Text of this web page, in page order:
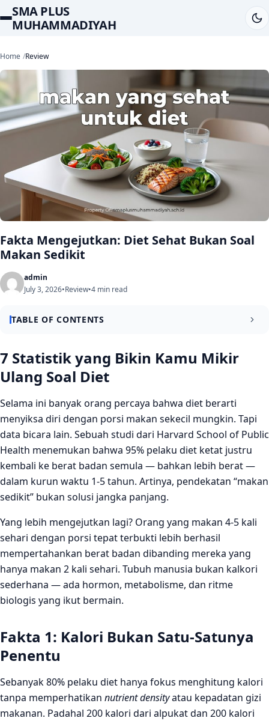
SMA PLUS
MUHAMMADIYAH
Home Review
Fakta Mengejutkan: Diet Sehat Bukan Soal
Makan Sedikit
admin
July 3, 2026•Review•4 min read
TABLE OF CONTENTS
7 Statistik yang Bikin Kamu Mikir Ulang Soal Diet
Fakta 1: Kalori Bukan Satu-Satunya Penentu
Fakta 2: Sarapan Besar Ternyata Efektif
Fakta 3: Protein Adalah Kunci yang Sering Diremehkan
Fakta 4: Serat Bekerja Seperti “Penyapu” Alami
Fakta 5: Makan Malam Sebelum Jam 7 Bisa Mengubah
Segalanya
Fakta 6: Hidrasimu Mungkin Salah
Jadi, Apa yang Harus Berubah?
7 Statistik yang Bikin Kamu Mikir
Ulang Soal Diet
Selama ini banyak orang percaya bahwa diet berarti
menyiksa diri dengan porsi makan sekecil mungkin. Tapi
data bicara lain. Sebuah studi dari Harvard School of Public
Health menemukan bahwa 95% pelaku diet ketat justru
kembali ke berat badan semula — bahkan lebih berat —
dalam kurun waktu 1-5 tahun. Artinya, pendekatan “makan
sedikit” bukan solusi jangka panjang.
Yang lebih mengejutkan lagi? Orang yang makan 4-5 kali
sehari dengan porsi tepat terbukti lebih berhasil
mempertahankan berat badan dibanding mereka yang
hanya makan 2 kali sehari. Tubuh manusia bukan kalkori
sederhana — ada hormon, metabolisme, dan ritme
biologis yang ikut bermain.
Fakta 1: Kalori Bukan Satu-Satunya
Penentu
Sebanyak 80% pelaku diet hanya fokus menghitung kalori
tanpa memperhatikan nutrient densityatau kepadatan gizi
makanan. Padahal 200 kalori dari alpukat dan 200 kalori